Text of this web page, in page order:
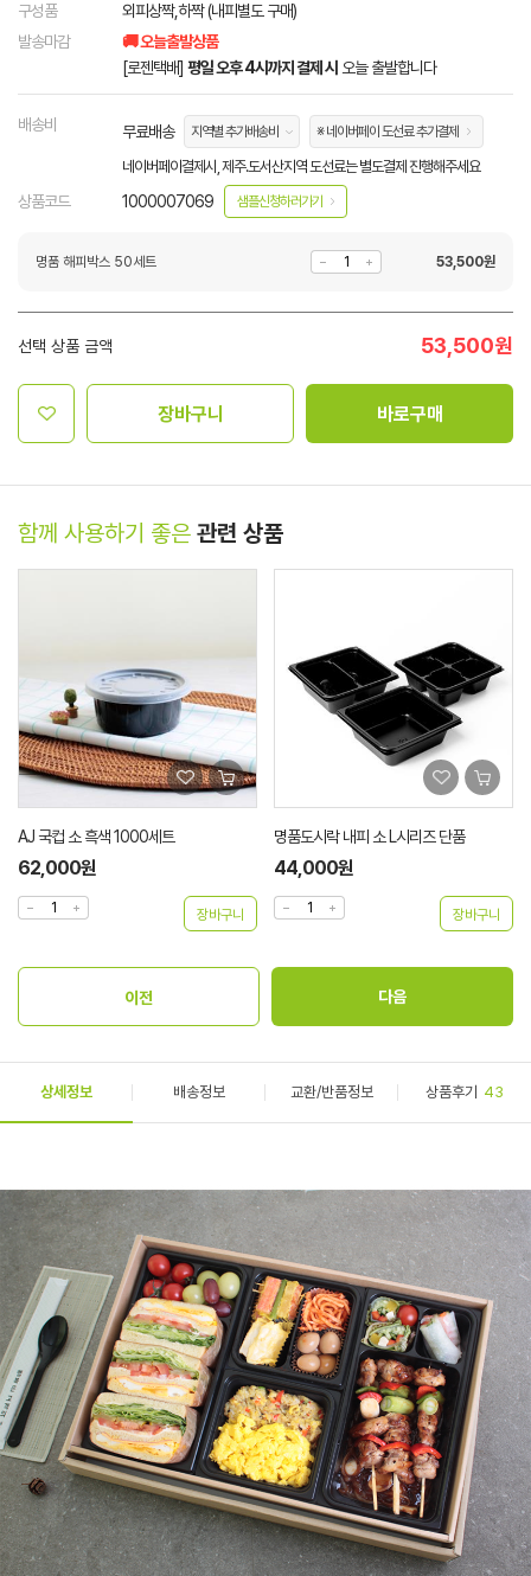
구성품
외피상짝,하짝 (내피별도 구매)
발송마감
🚚 오늘출발상품
[로젠택배] 평일 오후 4시까지 결제 시 오늘 출발합니다
배송비 무료배송 지역별 추가배송비 ※ 네이버페이 도선료 추가결제
네이버페이결제시, 제주.도서산지역 도선료는 별도결제 진행해주세요
상품코드 1000007069 샘플신청하러가기
명품 해피박스 50세트 53,500원
선택 상품 금액 53,500원
장바구니 바로구매
함께 사용하기 좋은 관련 상품
AJ 국컵 소 흑색 1000세트
62,000원
명품도시락 내피 소 L시리즈 단품
44,000원
상세정보 배송정보 교환/반품정보 상품후기 43